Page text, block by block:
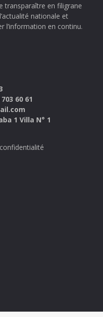
transparaître en filigrane
nationale et
l’information en continu.
60 61
1 Villa N° 1